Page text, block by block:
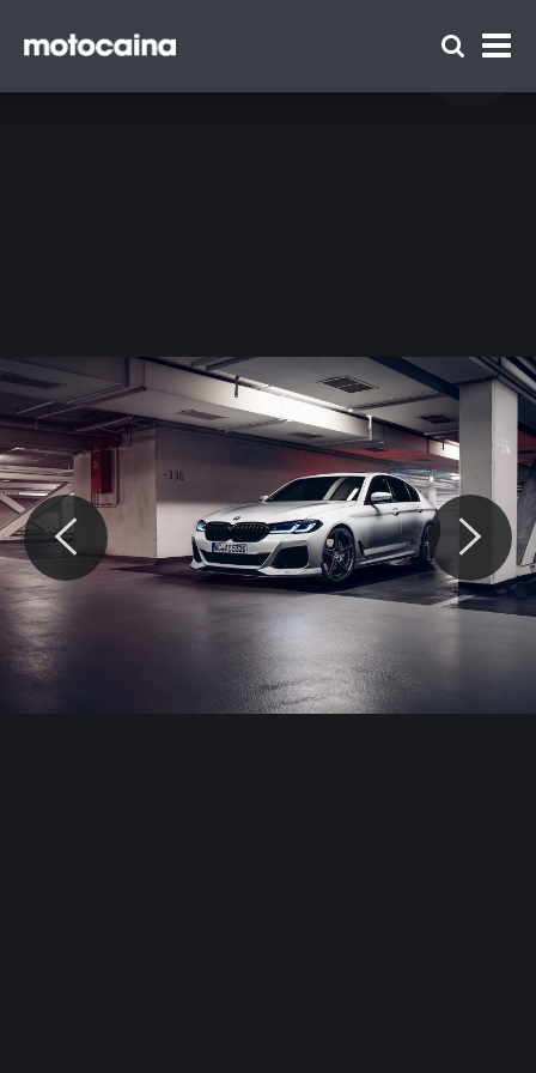
Pakiet AC Schnitzer dla BMW Serii 5 - zdjęcie
5
Polityka prywatności
Reklama
Kontakt
© Motocaina.pl All rights reserved.